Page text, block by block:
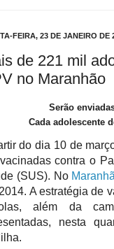
FEIRA, 23 DE JANEIRO DE
de 221 mil
no Maranhão
Serão
Cada adolescente
do dia 10 de
contra o
(SUS). No
A estratégia de
além da
nesta